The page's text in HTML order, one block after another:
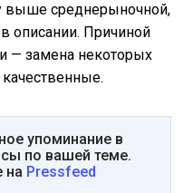
выше среднерыночной,
описании. Причиной
— замена некоторых
упоминание в
по вашей теме.
на Pressfeed